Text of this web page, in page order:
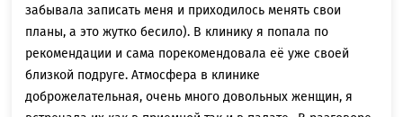
забывала записать меня и приходилось менять свои
планы, а это жутко бесило). В клинику я попала по
рекомендации и сама порекомендовала её уже своей
близкой подруге. Атмосфера в клинике
доброжелательная, очень много довольных женщин, я